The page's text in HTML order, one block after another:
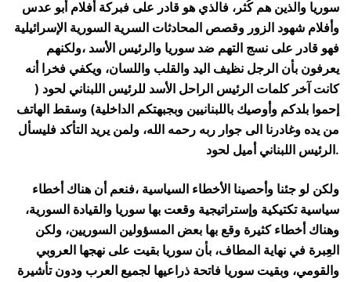
سوريا والذين هم كُثر، فالذي هو قادر على فبركة أفلام أبو عدس
وأفلام شهود الزور وقصص المحادثات السرية السورية الإسرائيلية
فهو قادر على نسج التهم ضد سوريا والرئيس الأسد ،ولكنهم
يعرفون بأن الرجل نظيف اليد والقلب واللسان، ويكفي فخرا أنه
كانت آخر كلمات الرئيس الراحل الأسد للرئيس اللبناني لحود (
إحموا بلدكم وأوصيك باللبنانيين وبجبهتكم الداخلية) وسقط الهاتف
من يده وغادرنا الى جوار ربه رحمه الله، ولمن يريد التأكد فليسأل
الرئيس اللبناني أميل لحود.
ولكن لو جئنا وأحصينا الأخطاء السياسية ،فنعم أن هناك أخطاء
سياسية تكتيكية وإستراتيجية وقعت بها سوريا والقيادة السورية،
وهناك أخطاء كثيرة وقع بها بعض المسؤولين السوريين، ولكن
العِبرة في نهاية المطاف، بأن سوريا بقيت على نهجها العروبي
والقومي، وبقيت سوريا فاتحة ذراعيها لجميع العرب ودون تأشيرة